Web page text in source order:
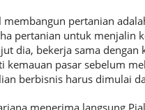
pertanian
pertanian untuk menjalin
dia, bekerja sama
kemauan pasar sebelum
berbisnis harus dimulai
menerima langsung